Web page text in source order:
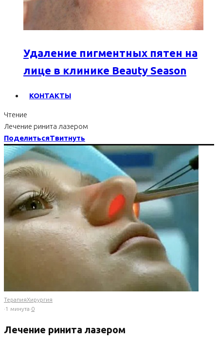
Удаление пигментных пятен на
лице в клинике Beauty Season
КОНТАКТЫ
Чтение
Лечение ринита лазером
ПоделитьсяТвитнуть
ТерапияХирургия
·1 минута·0
Лечение ринита лазером